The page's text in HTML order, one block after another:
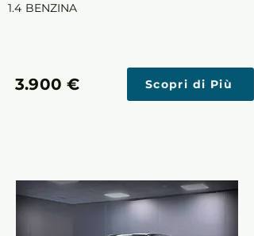
1.4 BENZINA
Scopri di Più
3.900 €